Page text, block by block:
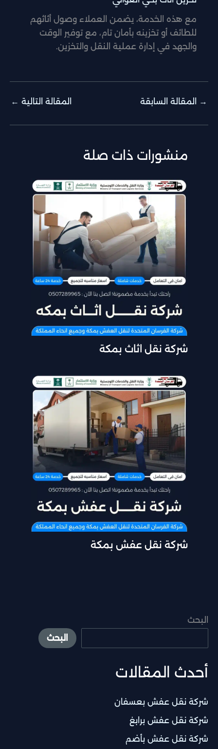
مع هذه الخدمة، يضمن العملاء وصول أثاثهم
للطائف أو تخزينه بأمان تام، مع توفير الوقت
والجهد في إدارة عملية النقل والتخزين.
→ المقالة السابقة المقالة التالية ←
منشورات ذات صلة
شركة نقل اثاث بمكة
شركة نقل عفش بمكة
البحث
البحث
أحدث المقالات
شركة نقل عفش بعسفان
شركة نقل عفش برابغ
شركة نقل عفش بأضم